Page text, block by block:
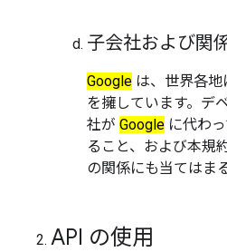
子会社および関
Google は、世界各
を擁しています。デ
社が Google に代わ
ること、および本規
の関係にも当てはま
API の使用